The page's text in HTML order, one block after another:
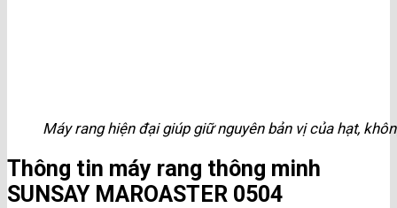
Máy rang hiện đại giúp giữ nguyên bản vị của hạt,
Thông tin máy rang thông minh
SUNSAY MAROASTER 0504